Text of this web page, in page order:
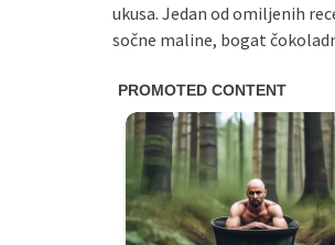
ukusa. Jedan od omiljenih
sočne maline, bogat